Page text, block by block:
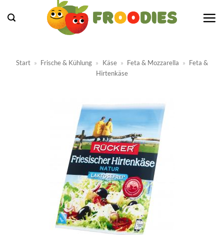
Inhalt
Start » Frische & Kühlung » Käse » Feta & Mozzarella » Feta &
Hirtenkäse